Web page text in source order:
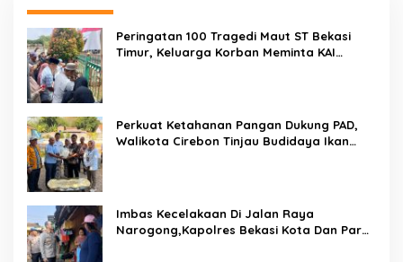
Peringatan 100 Tragedi Maut ST Bekasi
Timur, Keluarga Korban Meminta KAI
Perkuat Ketahanan Pangan Dukung PAD,
Walikota Cirebon Tinjau Budidaya Ikan
Imbas Kecelakaan Di Jalan Raya
Narogong,Kapolres Bekasi Kota Dan Para